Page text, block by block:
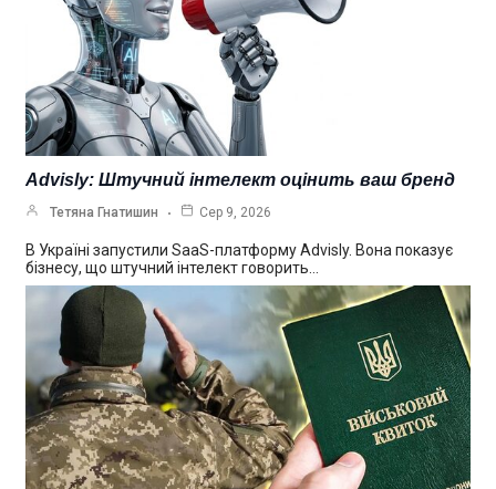
Advisly: Штучний інтелект оцінить ваш бренд
Тетяна Гнатишин Сер 9, 2026
В Україні запустили SaaS-платформу Advisly. Вона показує
бізнесу, що штучний інтелект говорить…